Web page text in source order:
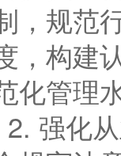
，规范
，构建
化管理
2. 强化